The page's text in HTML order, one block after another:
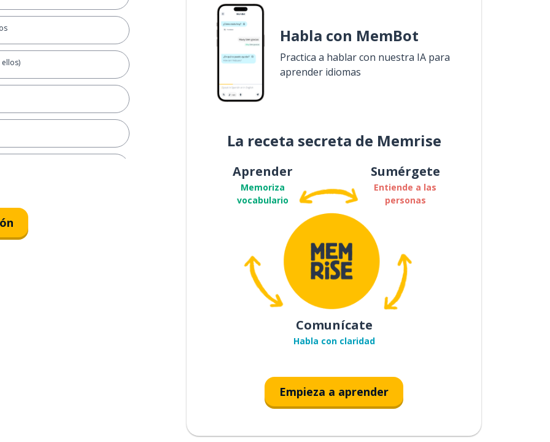
es mía
Habla con MemBot
Practica a hablar con nuestra IA para
aprender idiomas
La receta secreta de Memrise
Aprender
Memoriza
vocabulario
Sumérgete
Entiende a las
personas
Comunícate
Habla con claridad
Empieza a aprender